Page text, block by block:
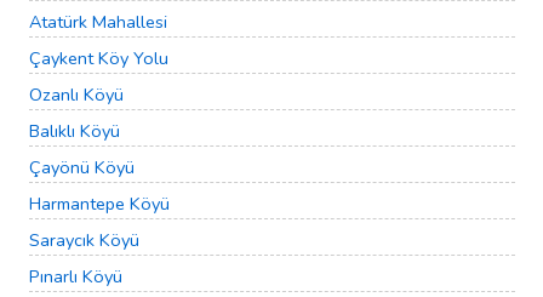
Atatürk Mahallesi
Çaykent Köy Yolu
Ozanlı Köyü
Balıklı Köyü
Çayönü Köyü
Harmantepe Köyü
Saraycık Köyü
Pınarlı Köyü